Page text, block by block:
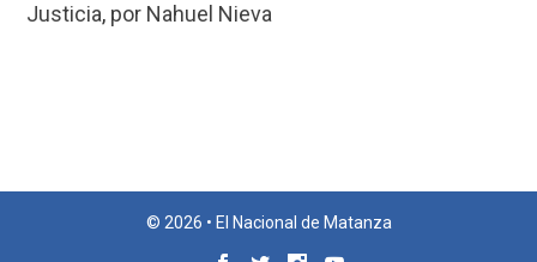
Justicia, por Nahuel Nieva
© 2026 • El Nacional de Matanza